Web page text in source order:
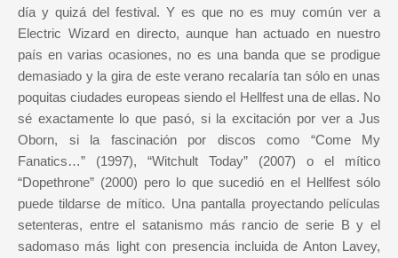
día y quizá del festival. Y es que no es muy común ver a
Electric Wizard en directo, aunque han actuado en nuestro
país en varias ocasiones, no es una banda que se prodigue
demasiado y la gira de este verano recalaría tan sólo en unas
poquitas ciudades europeas siendo el Hellfest una de ellas. No
sé exactamente lo que pasó, si la excitación por ver a Jus
Oborn, si la fascinación por discos como “Come My
Fanatics…” (1997), “Witchult Today” (2007) o el mítico
“Dopethrone” (2000) pero lo que sucedió en el Hellfest sólo
puede tildarse de mítico. Una pantalla proyectando películas
setenteras, entre el satanismo más rancio de serie B y el
sadomaso más light con presencia incluida de Anton Lavey,